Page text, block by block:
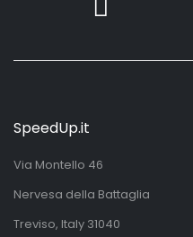
SpeedUp.it
Via Montello 46
Nervesa della Battaglia
Treviso, Italy 31040